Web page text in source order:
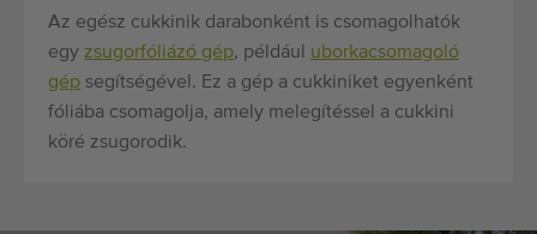
Az egész cukkinik darabonként is csomagolhatók
egy zsugorfóliázó gép, például uborkacsomagoló
gép segítségével. Ez a gép a cukkiniket egyenként
fóliába csomagolja, amely melegítéssel a cukkini
köré zsugorodik.